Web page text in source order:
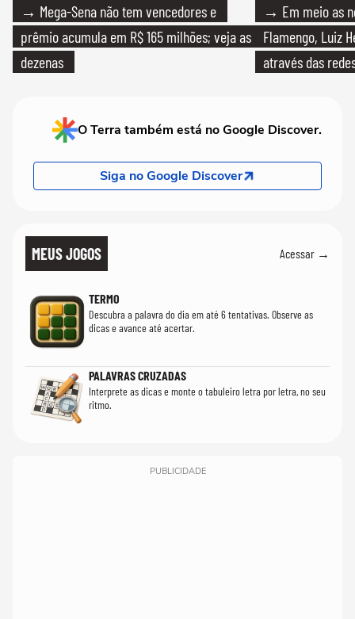
→ Mega-Sena não tem vencedores e
prêmio acumula em R$ 165 milhões; veja as
dezenas
→ Em meio as
Flamengo, Luiz
através das
O Terra também está no Google Discover.
Siga no Google Discover
MEUS JOGOS Acessar →
TERMO
Descubra a palavra do dia em até 6 tentativas. Observe as
dicas e avance até acertar.
PALAVRAS CRUZADAS
Interprete as dicas e monte o tabuleiro letra por letra, no seu
ritmo.
PUBLICIDADE